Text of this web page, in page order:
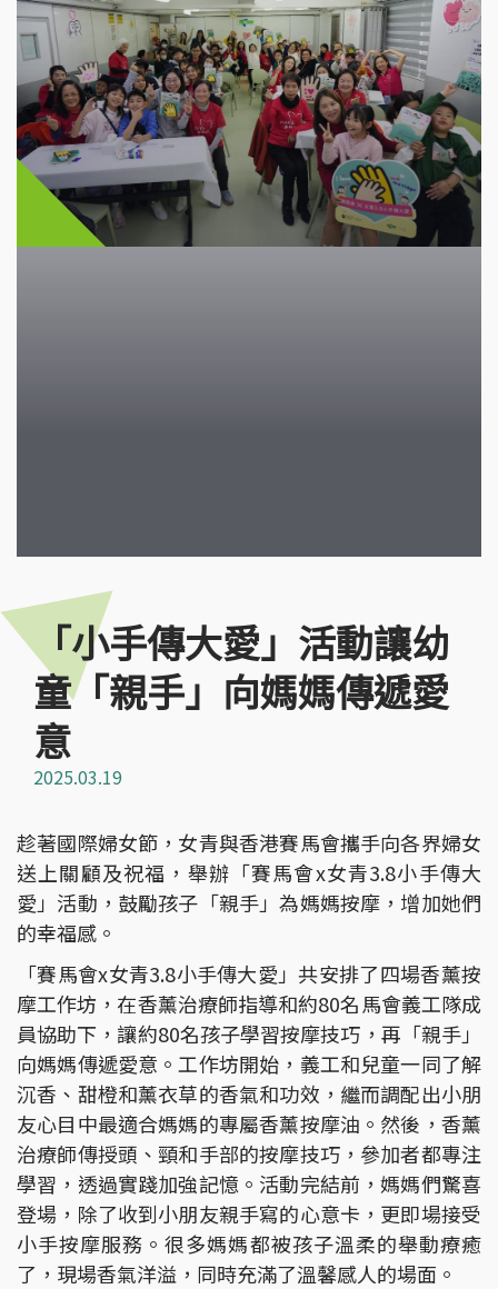
「小手傳大愛」活動讓幼
童「親手」向媽媽傳遞愛
意
2025.03.19
趁著國際婦女節，女青與香港賽馬會攜手向各界婦女
送上關顧及祝福，舉辦「賽馬會x女青3.8小手傳大
愛」活動，鼓勵孩子「親手」為媽媽按摩，增加她們
的幸福感。
「賽馬會x女青3.8小手傳大愛」共安排了四場香薰按
摩工作坊，在香薰治療師指導和約80名馬會義工隊成
員協助下，讓約80名孩子學習按摩技巧，再「親手」
向媽媽傳遞愛意。工作坊開始，義工和兒童一同了解
沉香、甜橙和薰衣草的香氣和功效，繼而調配出小朋
友心目中最適合媽媽的專屬香薰按摩油。然後，香薰
治療師傳授頭、頸和手部的按摩技巧，參加者都專注
學習，透過實踐加強記憶。活動完結前，媽媽們驚喜
登場，除了收到小朋友親手寫的心意卡，更即場接受
小手按摩服務。很多媽媽都被孩子溫柔的舉動療癒
了，現場香氣洋溢，同時充滿了溫馨感人的場面。